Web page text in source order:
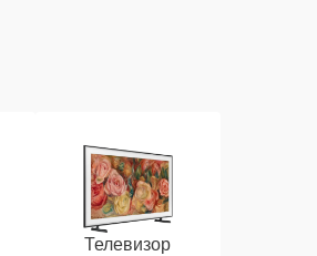
Телевизор